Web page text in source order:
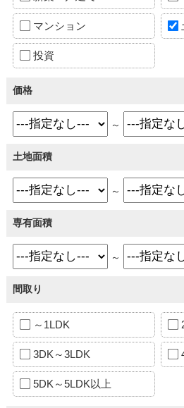
マンション
投資
価格
～
土地面積
～
専有面積
～
間取り
～1LDK
3DK～3LDK
5DK～5LDK以上